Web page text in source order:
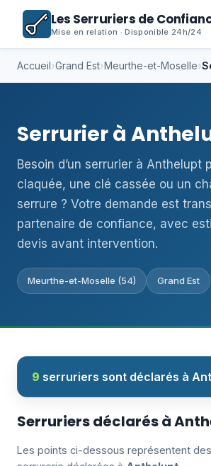
Les Serruriers de
Mise en relation · Disponible 24h/24
Accueil›Grand Est›Meurthe-et-Moselle›
Serrurier à
Besoin d’un serrurier à Anthelupt
claquée, une clé cassée ou un
serrure ? Votre demande est
partenaire de confiance, avec
devis avant intervention.
Meurthe-et-Moselle (54) Grand Est
9 serruriers sont déclarés à
Serruriers déclarés à
Les points ci-dessous représentent